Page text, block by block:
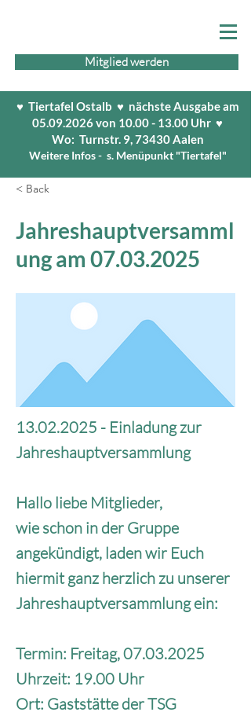
Mitglied werden
♥ Tiertafel Ostalb ♥ nächste Ausgabe am
05.09.2026von 10.00 - 13.00 Uhr ♥
Wo: Turnstr. 9, 73430 Aalen
Weitere Infos - s. Menüpunkt "Tiertafel"
< Back
Jahreshauptversamml
ung am 07.03.2025
13.02.2025 - Einladung zur
Jahreshauptversammlung
Hallo liebe Mitglieder,
wie schon in der Gruppe
angekündigt, laden wir Euch
hiermit ganz herzlich zu unserer
Jahreshauptversammlung ein:
Termin: Freitag,07.03.2025
Uhrzeit: 19.00 Uhr
Ort: Gaststätte der TSG